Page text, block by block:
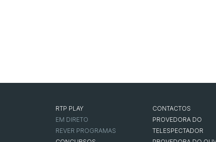
RTP PLAY
EM DIRETO
REVER PROGRAMAS
CONTACTOS
PROVEDORA DO
TELESPECTADOR